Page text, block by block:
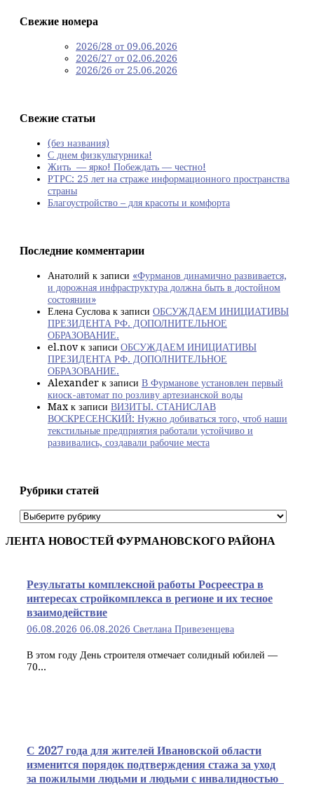
Свежие номера
2026/28 от 09.06.2026
2026/27 от 02.06.2026
2026/26 от 25.06.2026
Свежие статьи
(без названия)
С днем физкультурника!
Жить — ярко! Побеждать — честно!
РТРС: 25 лет на страже информационного пространства
страны
Благоустройство – для красоты и комфорта
Последние комментарии
Анатолий к записи «Фурманов динамично развивается,
и дорожная инфраструктура должна быть в достойном
состоянии»
Елена Суслова к записи ОБСУЖДАЕМ ИНИЦИАТИВЫ
ПРЕЗИДЕНТА РФ. ДОПОЛНИТЕЛЬНОЕ
ОБРАЗОВАНИЕ.
el.nov к записи ОБСУЖДАЕМ ИНИЦИАТИВЫ
ПРЕЗИДЕНТА РФ. ДОПОЛНИТЕЛЬНОЕ
ОБРАЗОВАНИЕ.
Alexander к записи В Фурманове установлен первый
киоск-автомат по розливу артезианской воды
Max к записи ВИЗИТЫ. СТАНИСЛАВ
ВОСКРЕСЕНСКИЙ: Нужно добиваться того, чтоб наши
текстильные предприятия работали устойчиво и
развивались, создавали рабочие места
Рубрики статей
Рубрики
статей
ЛЕНТА НОВОСТЕЙ ФУРМАНОВСКОГО РАЙОНА
Результаты комплексной работы Росреестра в
интересах стройкомплекса в регионе и их тесное
взаимодействие
06.08.2026 06.08.2026 Светлана Привезенцева
В этом году День строителя отмечает солидный юбилей —
70...
С 2027 года для жителей Ивановской области
изменится порядок подтверждения стажа за уход
за пожилыми людьми и людьми с инвалидностью